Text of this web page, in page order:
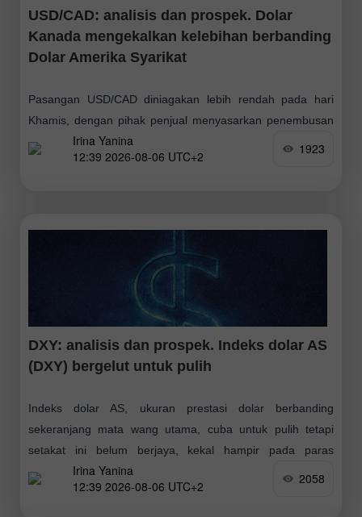
USD/CAD: analisis dan prospek. Dolar
Kanada mengekalkan kelebihan berbanding
Dolar Amerika Syarikat
Pasangan USD/CAD diniagakan lebih rendah pada hari
Khamis, dengan pihak penjual menyasarkan penembusan
paras psikologi 1.4000. Harga minyak pulih sedikit
semalam selepas mencecah paras terendah lebih tiga
Irina Yanina
12:39 2026-08-06 UTC+2
1923
DXY: analisis dan prospek. Indeks dolar AS
(DXY) bergelut untuk pulih
Indeks dolar AS, ukuran prestasi dolar berbanding
sekeranjang mata wang utama, cuba untuk pulih tetapi
setakat ini belum berjaya, kekal hampir pada paras
terendah sejak 17 Jun yang direkodkan pada
Irina Yanina
12:39 2026-08-06 UTC+2
2058